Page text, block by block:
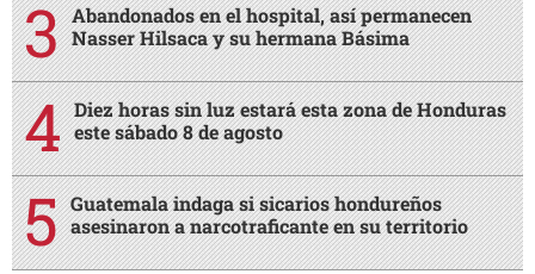
Abandonados en el hospital, así permanecen
Nasser Hilsaca y su hermana Básima
Diez horas sin luz estará esta zona de Honduras
este sábado 8 de agosto
Guatemala indaga si sicarios hondureños
asesinaron a narcotraficante en su territorio